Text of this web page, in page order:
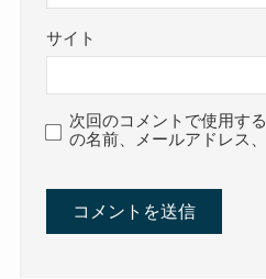
サイト
次回のコメントで使用す
の名前、メールアドレス